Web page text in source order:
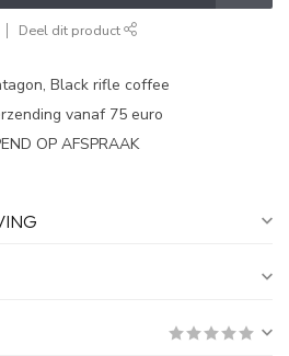
Deel dit product
Black rifle coffee
vanaf 75 euro
OP AFSPRAAK